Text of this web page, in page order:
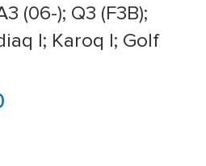
(06-); Q3 (F3B);
I; Karoq I; Golf